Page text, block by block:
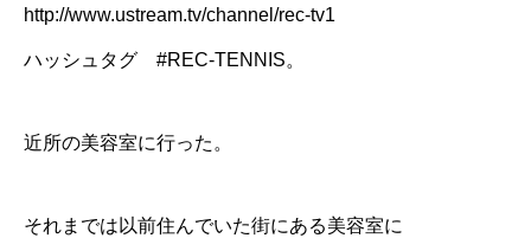
http://www.ustream.tv/channel/rec-tv1
ハッシュタグ #REC-TENNIS。
近所の美容室に行った。
それまでは以前住んでいた街にある美容室に